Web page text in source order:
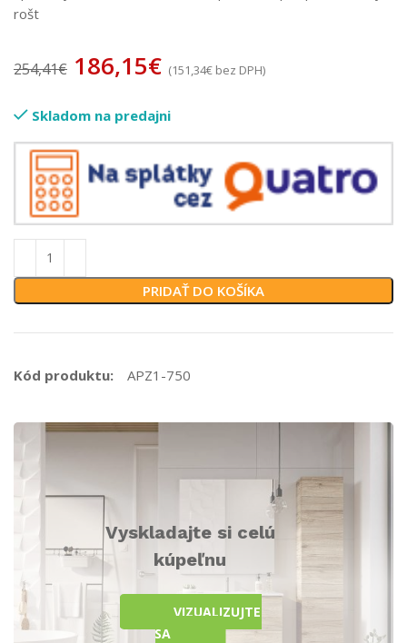
rošt
254,41€ 186,15€ (151,34€ bez DPH)
Skladom na predajni
PRIDAŤ DO KOŠÍKA
Kód produktu: APZ1-750
Vyskladajte si celú
kúpeľnu
VIZUALIZUJTE
SA